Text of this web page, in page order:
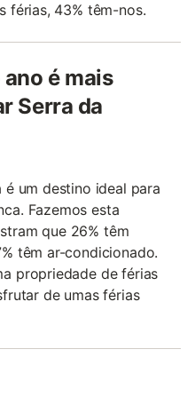
férias, 43% têm-nos.
é mais
Serra da
é um destino ideal para
Fazemos esta
que 26% têm
têm ar-condicionado.
propriedade de férias
de umas férias